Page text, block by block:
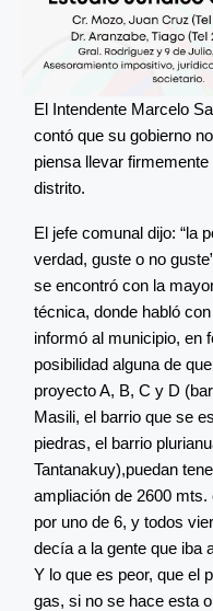
El Intendente Marcelo
contó que su gobierno
piensa llevar
distrito.
El jefe comunal dijo: “la
verdad, guste o no
se encontró con la
técnica, donde habló
informó al municipio, en
posibilidad alguna de
proyecto A, B, C y D
Masili, el barrio que se
piedras, el barrio
Tantanakuy),puedan
ampliación de 2600
por uno de 6, y todos
decía a la gente que iba
Y lo que es peor, que el
gas, si no se hace esta